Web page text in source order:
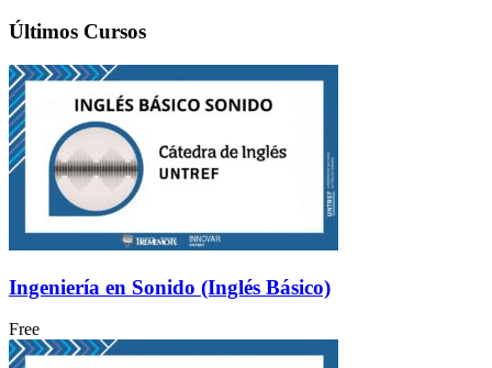
Últimos Cursos
Ingeniería en Sonido (Inglés Básico)
Free